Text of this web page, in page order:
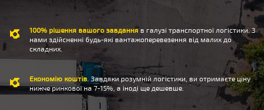
100% рішення вашого завданняв галузі транспортної логістики. З
нами здійсненні будь-які вантажоперевезення від малих до
складних.
Економію коштів . Завдяки розумній логістики, ви отримаєте ціну
нижче ринкової на 7-15%, а іноді ще дешевше.